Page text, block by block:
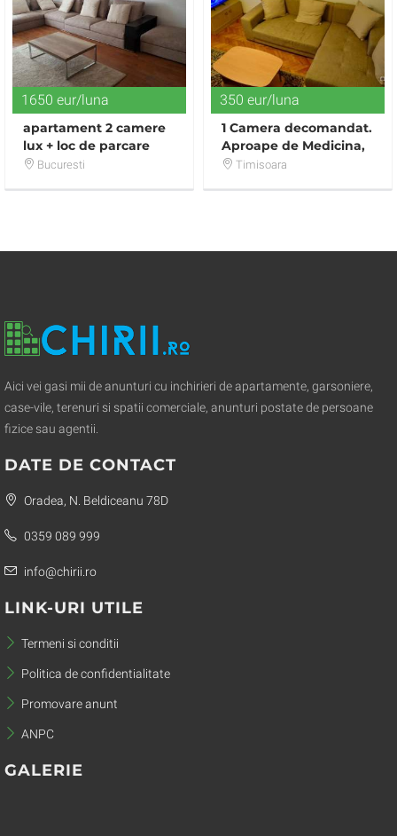
1650 eur/luna
apartament 2 camere
lux + loc de parcare
complex rezidential
Bucuresti
350 eur/luna
1 Camera decomandat.
Aproape de Medicina,
lift.Timisoara
Aici vei gasi mii de anunturi cu inchirieri de apartamente, garsoniere,
case-vile, terenuri si spatii comerciale, anunturi postate de persoane
fizice sau agentii.
DATE DE CONTACT
Oradea, N. Beldiceanu 78D
0359 089 999
info@chirii.ro
LINK-URI UTILE
Termeni si conditii
Politica de confidentialitate
Promovare anunt
ANPC
GALERIE